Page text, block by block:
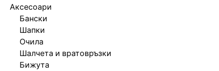
Аксесоари
Бански
Шапки
Очила
Шалчета и вратовръзки
Бижута